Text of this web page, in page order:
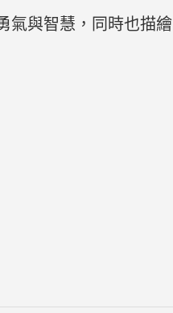
氣與智慧，同時也描繪